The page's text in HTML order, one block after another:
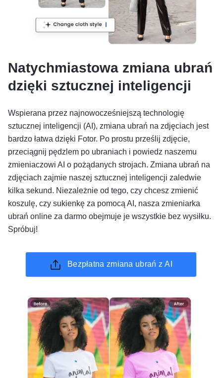
Natychmiastowa zmiana ubrań
dzięki sztucznej inteligencji
Wspierana przez najnowocześniejszą technologię
sztucznej inteligencji (AI), zmiana ubrań na zdjęciach jest
bardzo łatwa dzięki Fotor. Po prostu prześlij zdjęcie,
przeciągnij pędzlem po ubraniach i powiedz naszemu
zmieniaczowi AI o pożądanych strojach. Zmiana ubrań na
zdjęciach zajmie naszej sztucznej inteligencji zaledwie
kilka sekund. Niezależnie od tego, czy chcesz zmienić
koszulę, czy sukienkę za pomocą AI, nasza zmieniarka
ubrań online za darmo obejmuje je wszystkie bez wysiłku.
Spróbuj!
Bezpłatna zmiana ubrań z AI